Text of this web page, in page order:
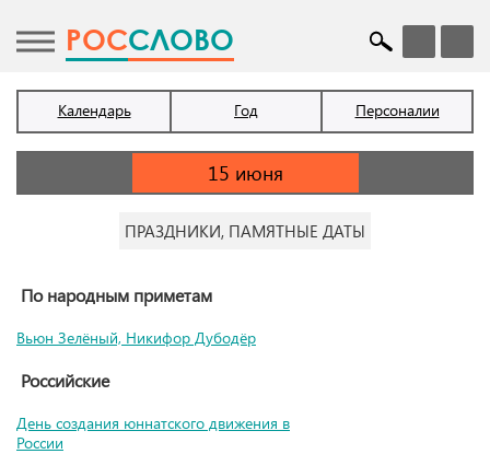
POCСЛОВО
Календарь Год Персоналии
ПРАЗДНИКИ, ПАМЯТНЫЕ ДАТЫ
По народным приметам
Вьюн Зелёный, Никифор Дубодёр
Российские
День создания юннатского движения в
России